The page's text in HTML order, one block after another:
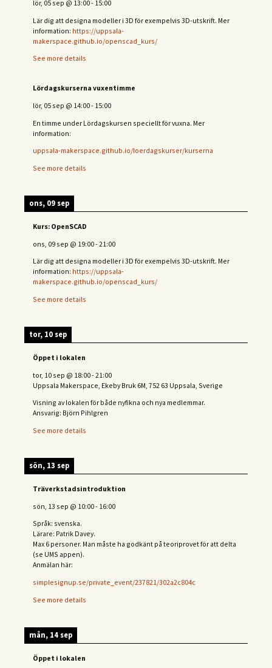
lör, 05 sep @ 13:00- 15:00
Lär dig att designa modeller i 3D för exempelvis 3D-utskrift. Mer
information: https://uppsala-
makerspace.github.io/openscad_kurs/
See more details
Lördagskurserna vuxentimme
lör, 05 sep @ 14:00- 15:00
En timme under Lördagskursen speciellt för vuxna. Mer
information:
uppsala-makerspace.github.io/loerdagskurser/kurserna
See more details
ons, 09 sep
Kurs: OpenSCAD
ons, 09 sep @ 19:00-21:00
Lär dig att designa modeller i 3D för exempelvis 3D-utskrift. Mer
information: https://uppsala-
makerspace.github.io/openscad_kurs/
See more details
tor, 10 sep
Öppet i lokalen
tor, 10 sep @ 18:00-21:00
Uppsala Makerspace, Ekeby Bruk 6M, 752 63 Uppsala, Sverige
Visning av lokalen för både nyfikna och nya medlemmar.
Ansvarig: Björn Pihlgren
See more details
sön, 13 sep
Träverkstadsintroduktion
sön, 13 sep @ 10:00- 16:00
Språk: svenska.
Lärare: Patrik Davey.
Max 6 personer. Man måste ha godkänt på teoriprovet för att delta
(se UMS appen).
Anmälan här:
simplesignup.se/private_event/237821/302a2c804c
See more details
mån, 14 sep
Öppet i lokalen